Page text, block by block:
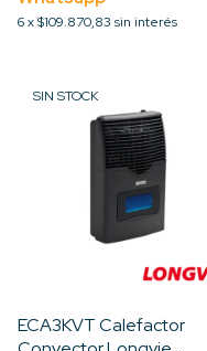
6x$109.870,83 sin interés
SIN STOCK
ECA3KVT Calefactor